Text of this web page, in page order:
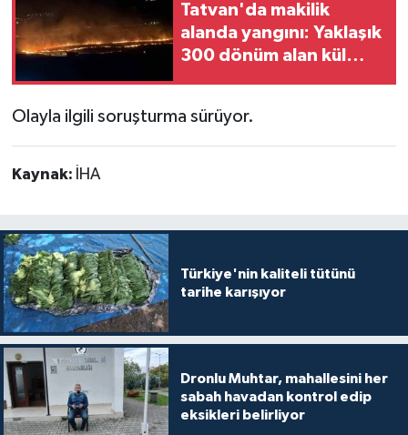
Tatvan'da makilik
alanda yangını: Yaklaşık
300 dönüm alan kül
Olayla ilgili soruşturma sürüyor.
Kaynak: İHA
Türkiye'nin kaliteli tütünü
tarihe karışıyor
Dronlu Muhtar, mahallesini her
sabah havadan kontrol edip
eksikleri belirliyor